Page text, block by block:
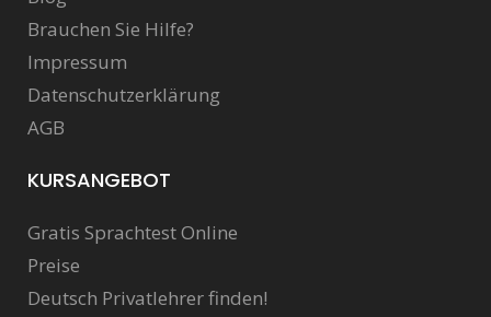
Brauchen Sie Hilfe?
Impressum
Datenschutzerklärung
AGB
KURSANGEBOT
Gratis Sprachtest Online
Preise
Deutsch Privatlehrer finden!